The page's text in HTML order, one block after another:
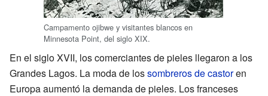
Campamento ojibwe y visitantes blancos en
Minnesota Point, del siglo XIX.
En el siglo XVII, los comerciantes de pieles llegaron a los
Grandes Lagos. La moda de lossombreros de castoren
Europa aumentó la demanda de pieles. Los franceses